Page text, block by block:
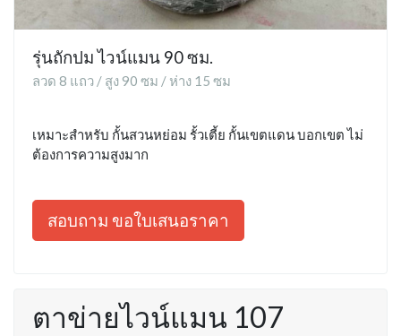
รุ่นถักปม ไวน์แมน 90 ซม.
ลวด 8 แถว / สูง 90 ซม / ห่าง 15 ซม
เหมาะสำหรับ กั้นสวนหย่อม รั้วเตี้ย กั้นเขตแดน บอกเขต ไม่
ต้องการความสูงมาก
สอบถาม ขอใบเสนอราคา
ตาข่ายไวน์แมน 107